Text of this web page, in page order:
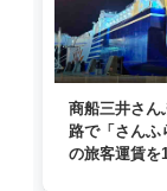
商船三井さん
路で「さん
の旅客運賃を